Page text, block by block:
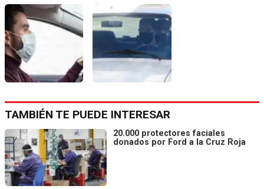
TAMBIÉN TE PUEDE INTERESAR
20.000 protectores faciales
donados por Ford a la Cruz Roja